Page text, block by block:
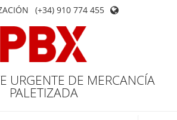
(+34) 910 774 455
URGENTE DE MERCANCÍA
PALETIZADA